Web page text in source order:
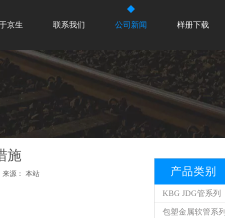
京生 联系我们 公司新闻 样册下载
施
源： 本站
产品类别
KBG JDG管系列
包塑金属软管系列